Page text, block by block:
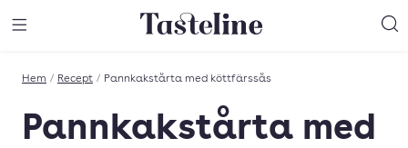
Till Tastelines startsida
Hem / Recept / Pannkakstårta med köttfärssås
Pannkakstårta med